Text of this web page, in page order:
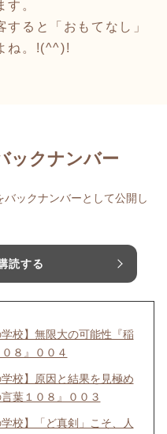
。
ると「おもてなし」
ね。!(^^)!
ックナンバー
ックナンバーとして公開し
読する
校】無限大の可能性『稲
８』００４
校】原因と結果を見極め
葉１０８』００３
校】「ど真剣」こそ、人